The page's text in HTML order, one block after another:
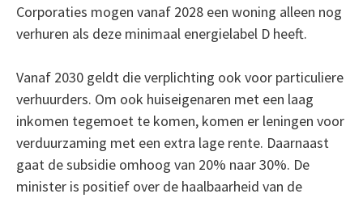
Corporaties mogen vanaf 2028 een woning alleen nog
verhuren als deze minimaal energielabel D heeft.
Vanaf 2030 geldt die verplichting ook voor particuliere
verhuurders. Om ook huiseigenaren met een laag
inkomen tegemoet te komen, komen er leningen voor
verduurzaming met een extra lage rente. Daarnaast
gaat de subsidie omhoog van 20% naar 30%. De
minister is positief over de haalbaarheid van de